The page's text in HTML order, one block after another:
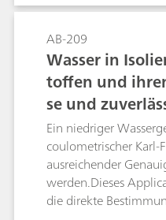
dabei direkt in der
andere Metallionen
AB-209
Wasser in
toffen und
se und
mittels Karl-
Ein niedriger
coulometrischer
ausreichender
werden.Dieses
die direkte